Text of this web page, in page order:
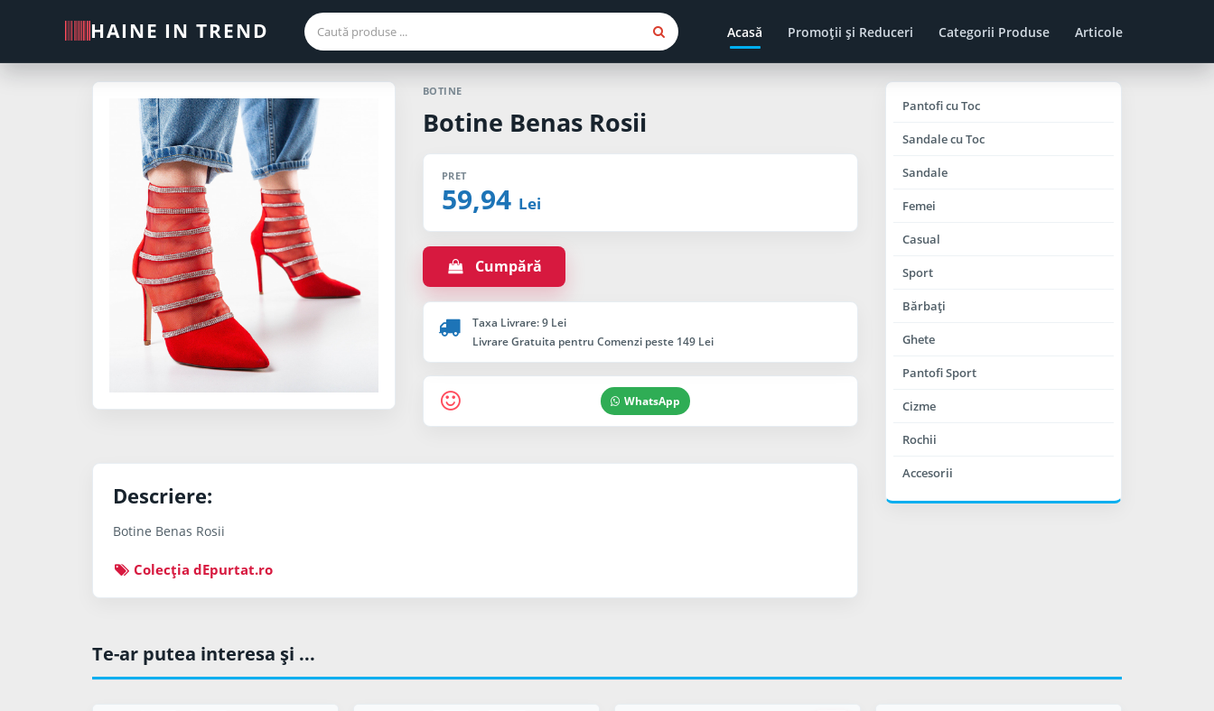
HAINE IN TREND Acasă Promoţii şi Reduceri Categorii Produse Articole
BOTINE
Botine Benas Rosii
PRET
59,94 Lei
Cumpără
Taxa Livrare: 9 Lei
Livrare Gratuita pentru Comenzi peste 149 Lei
WhatsApp
Descriere:
Botine Benas Rosii
Colecţia dEpurtat.ro
Pantofi cu Toc
Sandale cu Toc
Sandale
Femei
Casual
Sport
Bărbaţi
Ghete
Pantofi Sport
Cizme
Rochii
Accesorii
Te-ar putea interesa şi ...